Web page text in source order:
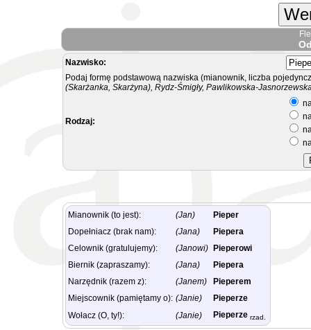
Nazwisko:
Podaj formę podstawową nazwiska (mianownik, liczba
(Skarżanka, Skarżyna), Rydz-Śmigły, Pawlikowska-
Rodzaj:
Mianownik (to jest): (Jan)
Pieper
Dopełniacz (brak nam):
(Jana)
Piepera
Celownik (gratulujemy):
(Janowi)
Pieperowi
Biernik (zapraszamy):
(Jana)
Piepera
Narzędnik (razem z):
(Janem)
Pieperem
Miejscownik (pamiętamy o): (Janie)
Pieperze
Wołacz (O, ty!):
(Janie) Pieperze rzad.